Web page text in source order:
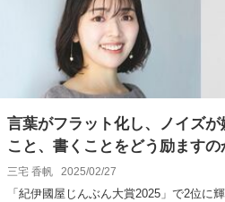
言葉がフラット化し、ノイズ
こと、書くことをどう励ますの
三宅 香帆
2025/02/27
「紀伊國屋じんぶん大賞2025」で2位に